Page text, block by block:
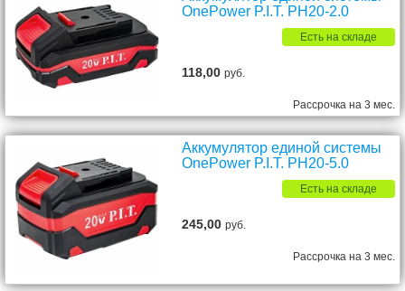
OnePower P.I.T. PH20-2.0
Есть на складе
118,00руб.
Рассрочка на 3 мес.
Аккумулятор единой системы
OnePower P.I.T. PH20-5.0
Есть на складе
245,00руб.
Рассрочка на 3 мес.